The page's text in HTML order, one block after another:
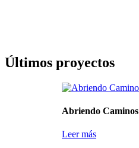
Últimos proyectos
Abriendo Caminos
Leer más